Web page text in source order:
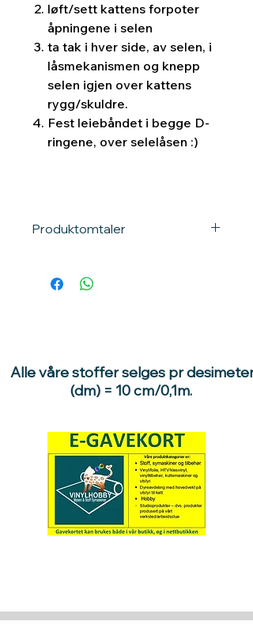
løft/sett kattens forpoter
åpningene i selen
ta tak i hver side, av selen, i
låsmekanismen og knepp
selen igjen over kattens
rygg/skuldre.
Fest leiebåndet i begge D-
ringene, over selelåsen :)
Produktomtaler
Alle våre stoffer selges pr desimeter
(dm) = 10 cm/0,1m.